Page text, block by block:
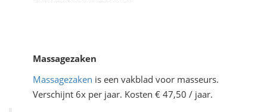
Massagezaken
Massagezaken is een vakblad voor masseurs.
Verschijnt 6x per jaar. Kosten € 47,50 / jaar.